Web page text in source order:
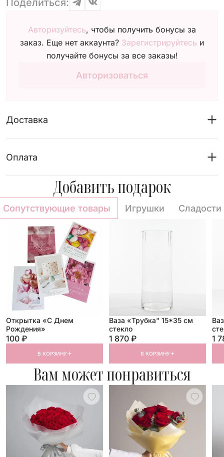
Поделиться:
Авторизуйтесь, чтобы получить бонусы за
заказ. Еще нет аккаунта? Зарегистрируйтесь и
получайте бонусы за все заказы!
Авторизоваться
Доставка
Оплата
Добавить подарок
Сопутствующие товары Игрушки Сладости
Открытка «С Днем
Рождения»
100 ₽
В КОРЗИНУ
Ваза «Трубка" 15*35 см
стекло
1 870 ₽
В КОРЗИНУ
1
Вам может понравиться